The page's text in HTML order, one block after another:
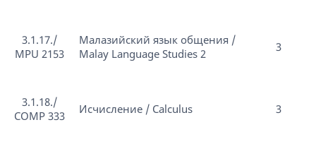
3.1.17./
MPU 2153
Малазийский язык общения /
Malay Language Studies 2
3
3.1.18./
COMP 333
Исчисление / Calculus 3